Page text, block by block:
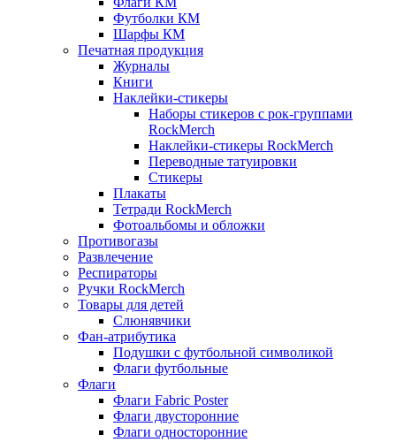
Футболки КМ
Шарфы КМ
Печатная продукция
Журналы
Книги
Наклейки-стикеры
Наборы стикеров с рок-группами
RockMerch
Наклейки-стикеры RockMerch
Переводные татуировки
Стикеры
Плакаты
Тетради RockMerch
Фотоальбомы и обложки
Противогазы
Развлечение
Респираторы
Ручки RockMerch
Товары для детей
Слюнявчики
Фан-атрибутика
Подушки с футбольной символикой
Флаги футбольные
Флаги
Флаги Fabric Poster
Флаги двусторонние
Флаги односторонние